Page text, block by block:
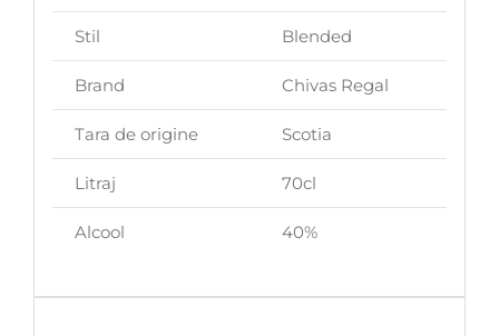
Stil Blended
Brand Chivas Regal
Tara de origine Scotia
Litraj 70cl
Alcool 40%